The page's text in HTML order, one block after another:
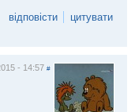
відповісти
цитувати
- 14:57 #